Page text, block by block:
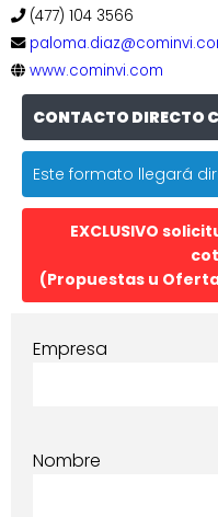
(477) 104 3566
www.cominvi.com
CONTACTO DIRECTO
Este formato llegará
EXCLUSIVO
(Propuestas u
Empresa
Nombre